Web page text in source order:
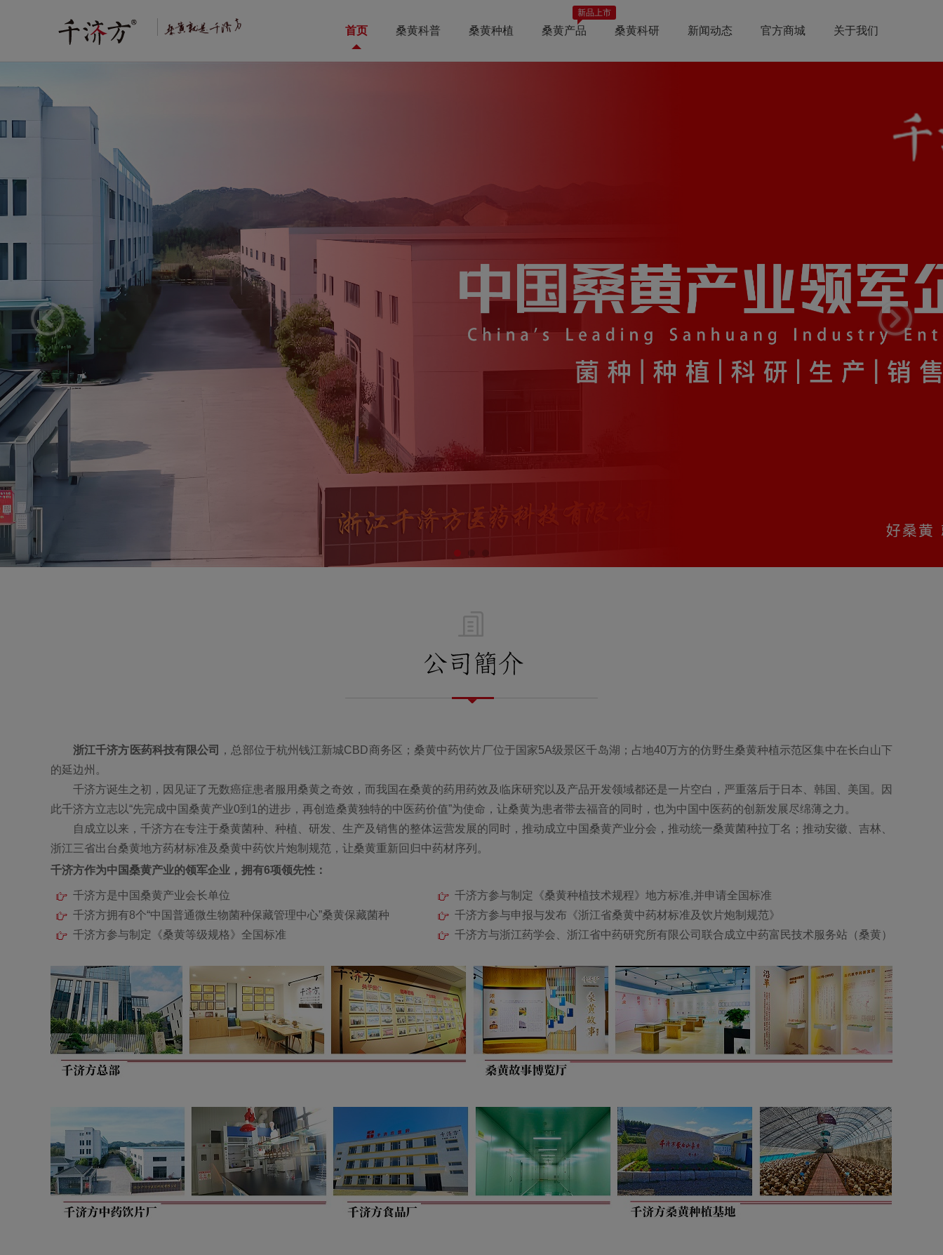
首页 桑黄科普 桑黄种植 桑黄产品
新品上市
桑黄科研 新闻动态 官方商城 关于我们
浙江千济方医药科技有限公司
，总部位于杭州钱江新城CBD商务区；桑黄中药饮片厂位于国家5A级景区千岛湖；占地40万方的仿野生桑黄种植示范区集中在长白山下
的延边州。
千济方诞生之初，因见证了无数癌症患者服用桑黄之奇效，而我国在桑黄的药用药效及临床研究以及产品开发领域都还是一片空白，严重落后于日本、韩国、美国。因
此千济方立志以“先完成中国桑黄产业0到1的进步，再创造桑黄独特的中医药价值”为使命，让桑黄为患者带去福音的同时，也为中国中医药的创新发展尽绵薄之力。
自成立以来，千济方在专注于桑黄菌种、种植、研发、生产及销售的整体运营发展的同时，推动成立中国桑黄产业分会，推动统一桑黄菌种拉丁名；推动安徽、吉林、
浙江三省出台桑黄地方药材标准及桑黄中药饮片炮制规范，让桑黄重新回归中药材序列。
千济方作为中国桑黄产业的领军企业，拥有6项领先性：
千济方是中国桑黄产业会长单位
千济方拥有8个“中国普通微生物菌种保藏管理中心”桑黄保藏菌种
千济方参与制定《桑黄等级规格》全国标准
千济方参与制定《桑黄种植技术规程》地方标准,并申请全国标准
千济方参与申报与发布《浙江省桑黄中药材标准及饮片炮制规范》
千济方与浙江药学会、浙江省中药研究所有限公司联合成立中药富民技术服务站（桑黄）